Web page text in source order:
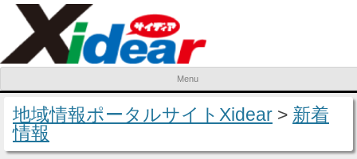
Menu
Skip to content
地域情報ポータルサイトXidear > 新着
情報